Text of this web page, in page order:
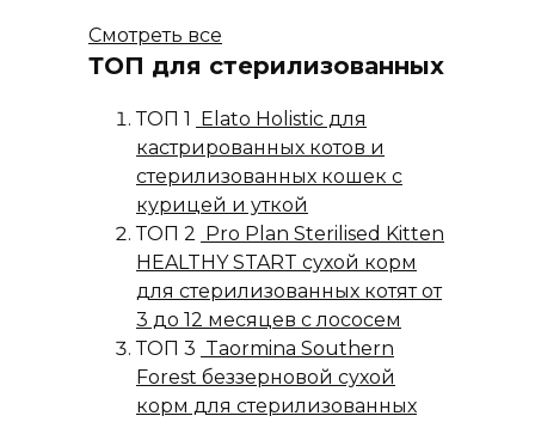
Смотреть все
ТОП для стерилизованных
ТОП 1 Elato Holistic для
кастрированных котов и
стерилизованных кошек с
курицей и уткой
ТОП 2 Pro Plan Sterilised Kitten
HEALTHY START сухой корм
для стерилизованных котят от
3 до 12 месяцев с лососем
ТОП 3 Taormina Southern
Forest беззерновой сухой
корм для стерилизованных